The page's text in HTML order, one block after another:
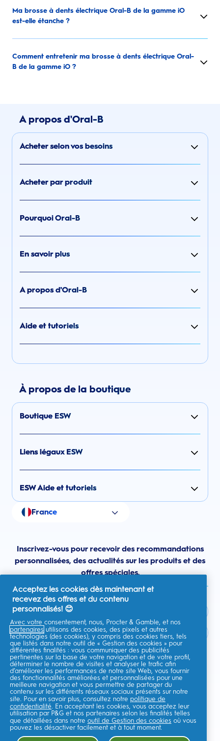
Ma brosse à dents électrique Oral-B de la gamme iO
est-elle étanche ?
Comment entretenir ma brosse à dents électrique Oral-
B de la gamme iO ?
A propos d'Oral-B
Acheter selon vos besoins
Acheter par produit
Pourquoi Oral-B
En savoir plus
A propos d'Oral-B
Aide et tutoriels
À propos de la boutique
Boutique ESW
Liens légaux ESW
ESW Aide et tutoriels
France
Inscrivez-vous pour recevoir des recommandations
personnalisées, des actualités sur les produits et des
offres spéciales.
France
Je consens à recevoir des communications personnalisées
concernant des offres, des actualités et d'autres initiatives
promotionnelles de la part d'Oral-B et d'autresmarques de P&G
mail et sur les canaux en ligne. Je peux medésinscrireà tout moment.
Procter & Gamble, le responsable du traitement des données, traitera
vos données personnelles pour vous permettre de vous inscrire sur ce
site, d'interagir avec ses services et, selon votre consentement, de vous
envoyer des communications commerciales pertinentes, y compris des
Acceptez les cookies dès maintenant et
recevez des offres et du contenu
personnalisés! 😊
Avec votre consentement, nous, Procter & Gamble, et nos
partenaires utilisons des cookies, des pixels et autres
technologies (des cookies), y compris des cookies tiers, tels
que listés dans notre outil de « Gestion des cookies » pour
différentes finalités : vous communiquer des publicités
pertinentes sur la base de votre navigation et de votre profil,
déterminer le nombre de visites et analyser le trafic afin
d’améliorer les performances de notre site Web, vous fournir
des fonctionnalités améliorées et personnalisées pour une
meilleure navigation et vous permettre de partager du
contenu sur les différents réseaux sociaux présents sur notre
site. Pour en savoir plus, consultez notre politique de
confidentialité. En acceptant les cookies, vous acceptez leur
utilisation par P&G et nos partenaires selon les finalités telles
que détaillées dans notre outil de Gestion des cookies où vous
pouvez les désactiver facilement et à tout moment.